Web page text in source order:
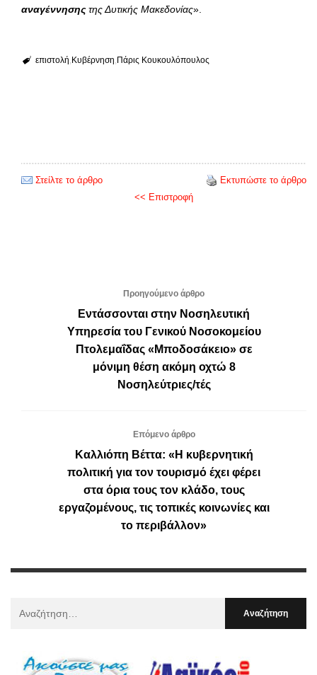
αναγέννησηςτης Δυτικής Μακεδονίας».
επιστολή Κυβέρνηση Πάρις Κουκουλόπουλος
Στείλτε το άρθρο
Εκτυπώστε το άρθρο
<< Επιστροφή
Προηγούμενο άρθρο
Eντάσσονται στην Νοσηλευτική
Υπηρεσία του Γενικού Νοσοκομείου
Πτολεμαΐδας «Μποδοσάκειο» σε
μόνιμη θέση ακόμη οχτώ 8
Νοσηλεύτριες/τές
Επόμενο άρθρο
Καλλιόπη Βέττα: «Η κυβερνητική
πολιτική για τον τουρισμό έχει φέρει
στα όρια τους τον κλάδο, τους
εργαζομένους, τις τοπικές κοινωνίες και
το περιβάλλον»